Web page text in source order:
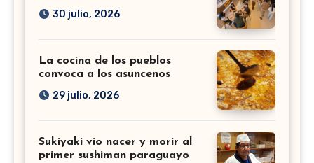
30 julio, 2026
La cocina de los pueblos
convoca a los asuncenos
29 julio, 2026
Sukiyaki vio nacer y morir al
primer sushiman paraguayo